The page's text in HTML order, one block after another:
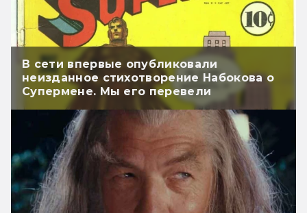
В сети впервые опубликовали
неизданное стихотворение Набокова о
Супермене. Мы его перевели